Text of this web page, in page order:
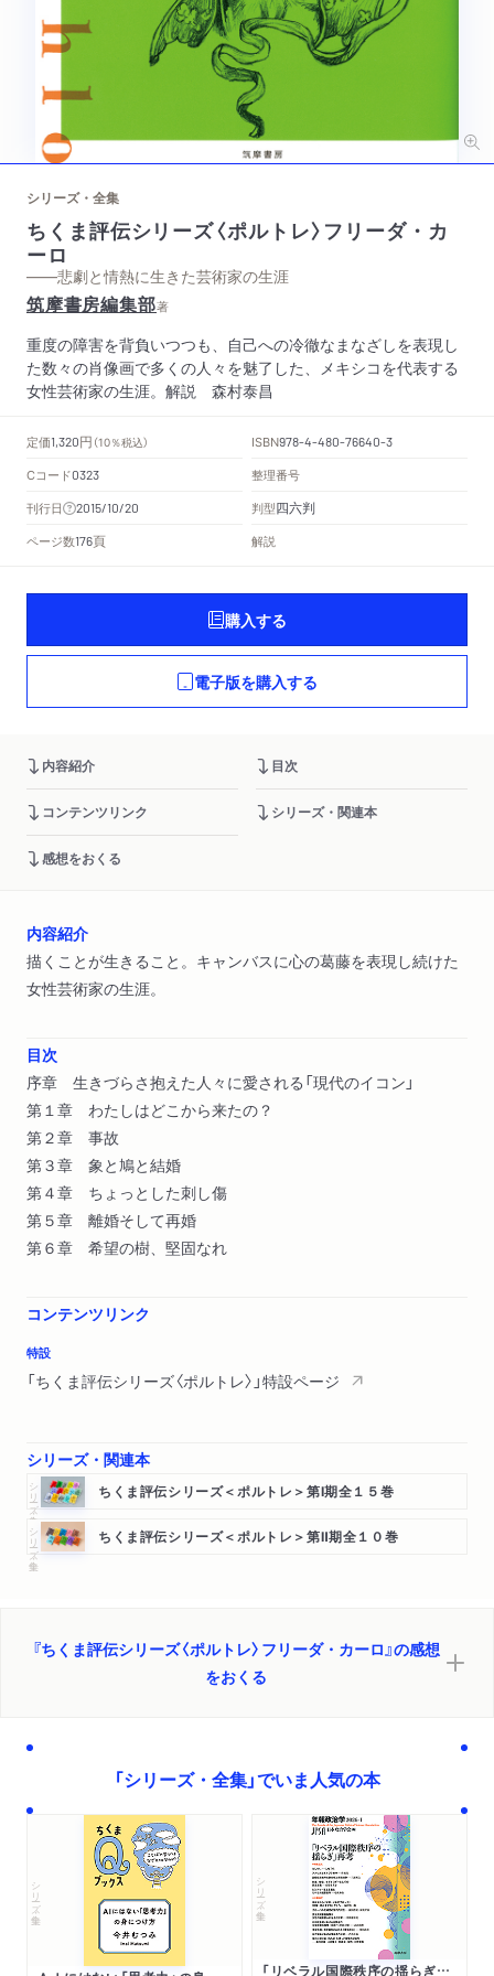
シリーズ・全集
ちくま評伝シリーズ〈ポルトレ〉フリーダ・カ
ーロ
——悲劇と情熱に生きた芸術家の生涯
筑摩書房編集部著
重度の障害を背負いつつも、自己への冷徹なまなざしを表現し
た数々の肖像画で多くの人々を魅了した、メキシコを代表する
女性芸術家の生涯。解説 森村泰昌
定価1,320円 （10％税込） ISBN978-4-480-76640-3
Cコード0323
整理番号
刊行日
2015/10/20 判型四六判
ページ数176頁 解説
購入する
電子版を購入する
内容紹介 目次
コンテンツリンク シリーズ・関連本
感想をおくる
内容紹介
描くことが生きること。キャンバスに心の葛藤を表現し続けた
女性芸術家の生涯。
目次
序章 生きづらさ抱えた人々に愛される「現代のイコン」
第１章 わたしはどこから来たの？
第２章 事故
第３章 象と鳩と結婚
第４章 ちょっとした刺し傷
第５章 離婚そして再婚
第６章 希望の樹、堅固なれ
コンテンツリンク
特設
「ちくま評伝シリーズ〈ポルトレ〉」特設ページ
シリーズ・関連本
シリーズ・全集 ちくま評伝シリーズ＜ポルトレ＞第Ⅰ期全１５巻
シリーズ・全集 ちくま評伝シリーズ＜ポルトレ＞第Ⅱ期全１０巻
『ちくま評伝シリーズ〈ポルトレ〉フリーダ・カーロ』の感想
をおくる
「シリーズ・全集」でいま人気の本
シリーズ・全集 シリーズ・全集
「リベラル国際秩序の揺らぎ」再考 年報政治学２０２６‐Ⅰ